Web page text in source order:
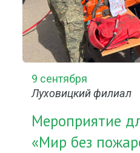
9 сентября
Луховицкий филиал
Мероприятие
«Мир без